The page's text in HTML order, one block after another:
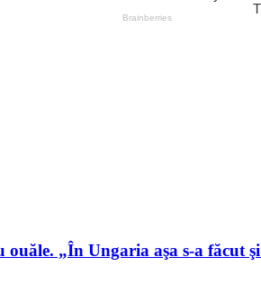
„În Ungaria aşa s-a făcut şi